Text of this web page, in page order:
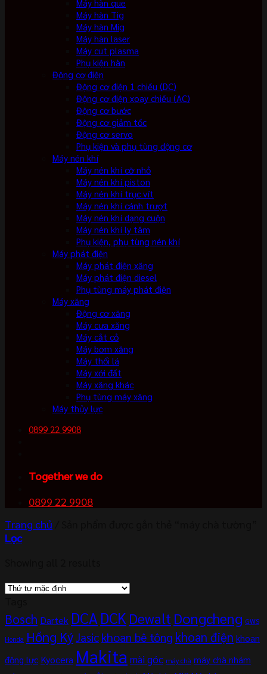
Máy hàn que
Máy hàn Tig
Máy hàn Mig
Máy hàn laser
Máy cut plasma
Phụ kiện hàn
Động cơ điện
Động cơ điện 1 chiều (DC)
Động cơ điện xoay chiều (AC)
Động cơ bước
Động cơ giảm tốc
Động cơ servo
Phụ kiện và phụ tùng động cơ
Máy nén khí
Máy nén khí cỡ nhỏ
Máy nén khí piston
Máy nén khí trục vít
Máy nén khí cánh trượt
Máy nén khí dạng cuộn
Máy nén khí ly tâm
Phụ kiện, phụ tùng nén khí
Máy phát điện
Máy phát điện xăng
Máy phát điện diesel
Phụ tùng máy phát điện
Máy xăng
Động cơ xăng
Máy cưa xăng
Máy cắt cỏ
Máy bơm xăng
Máy thổi lá
Máy xới đất
Máy xăng khác
Phụ tùng máy xăng
Máy thủy lực
0899 22 9908
Together we do
0899 22 9908
Trang chủ
Lọc
Bosch Dartek DCA DCK Dewalt Dongcheng GWS
Honda Hồng Ký Jasic khoan bê tông khoan điện khoan
động lực Kyocera Makita mài góc máy chà máy chà nhám